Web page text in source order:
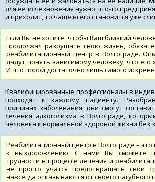
для ее исчезновения нужно что-то
и приходит, то чаще всего становится уже
Если Вы не хотите, чтобы Ваш близкий
продолжал разрушать свою жизнь,
реабилитационный центр в Волгограде.
дадут понять зависимому человеку, что его
И что порой достаточно лишь самого
Квалифицированные профессионалы в
подходят к каждому пациенту.
причинах заболевания, они смогут
лечения алкоголизма в Волгограде,
человека к нормальной здоровой жизни без
Реабилитационный центр в Волгограде –
к выздоровлению. С нами Вы сможете
трудности в процессе лечения и
не просто учатся предотвращать свои
навсегда отказываются от своего пагубного